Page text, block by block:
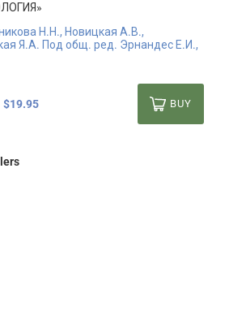
Н.Н., Новицкая А.В.,
Я.А. Под общ. ред. Эрнандес Е.И.,
$19.95 BUY